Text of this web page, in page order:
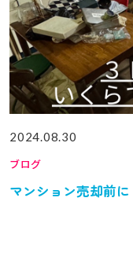
2024.08.30
ブログ
マンション売却前